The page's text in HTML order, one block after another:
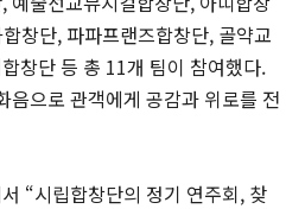
창단, 파파프랜즈합창단, 골약교
창단 등 총 11개 팀이 참여했다.
음으로 관객에게 공감과 위로를 전
“시립합창단의 정기 연주회, 찾